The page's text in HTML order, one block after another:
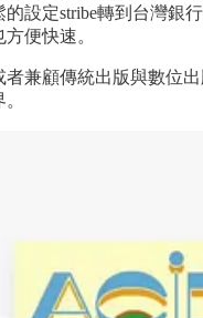
設定stribe轉到台灣銀
便快速。
兼顧傳統出版與數位